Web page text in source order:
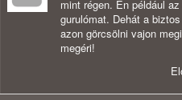
mint régen. Én például
gurulómat. Dehát a
azon görcsölni vajon
megéri!